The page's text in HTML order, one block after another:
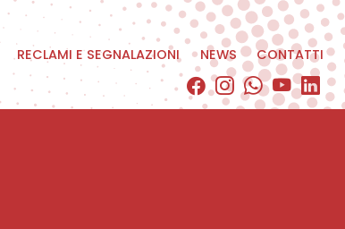
RECLAMI E SEGNALAZIONI NEWS CONTATTI